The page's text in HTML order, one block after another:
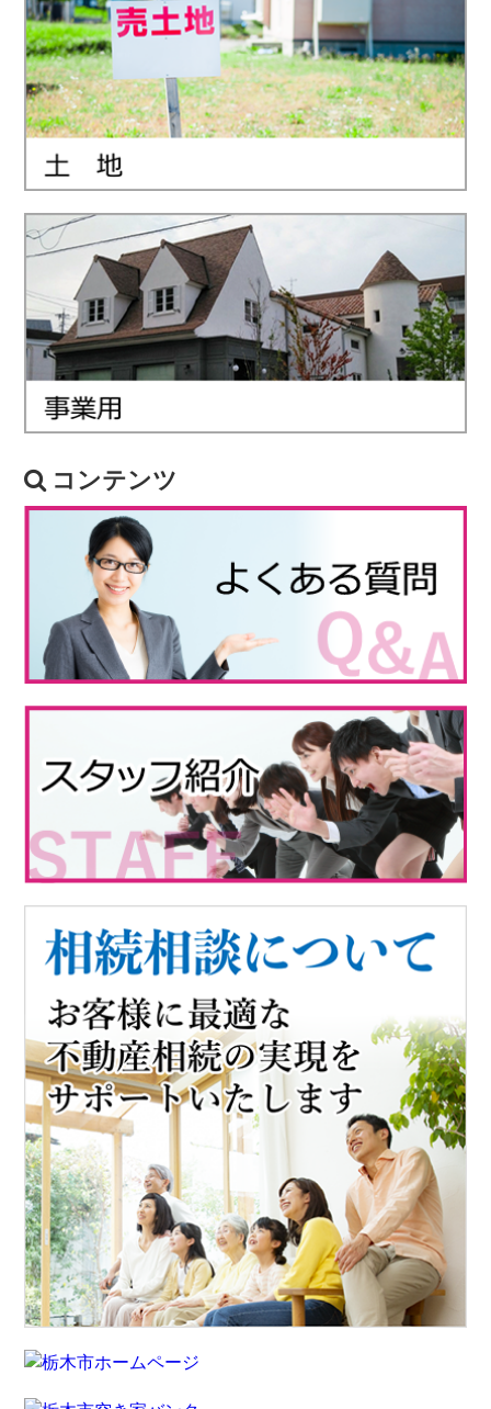
コンテンツ